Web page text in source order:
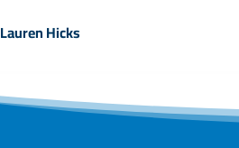
Lauren Hicks